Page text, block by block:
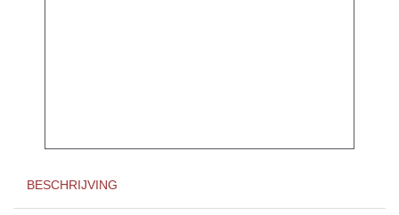
BESCHRIJVING